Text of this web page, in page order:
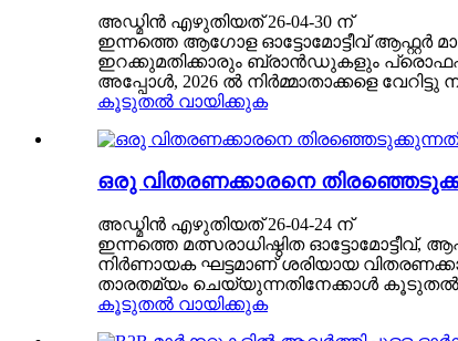
അഡ്മിൻ എഴുതിയത് 26-04-30 ന്
ഇന്നത്തെ ആഗോള ഓട്ടോമോട്ടീവ് ആഫ്റ്റർ
ഇറക്കുമതിക്കാരും ബ്രാൻഡുകളും
അപ്പോൾ, 2026 ൽ നിർമ്മാതാക്കളെ
കൂടുതൽ വായിക്കുക
ഒരു വിതരണക്കാരനെ
അഡ്മിൻ എഴുതിയത് 26-04-24 ന്
ഇന്നത്തെ മത്സരാധിഷ്ഠിത ഓട്ടോമോട്ടീവ്,
നിർണായക ഘട്ടമാണ് ശരിയായ
താരതമ്യം ചെയ്യുന്നതിനേക്കാൾ
കൂടുതൽ വായിക്കുക